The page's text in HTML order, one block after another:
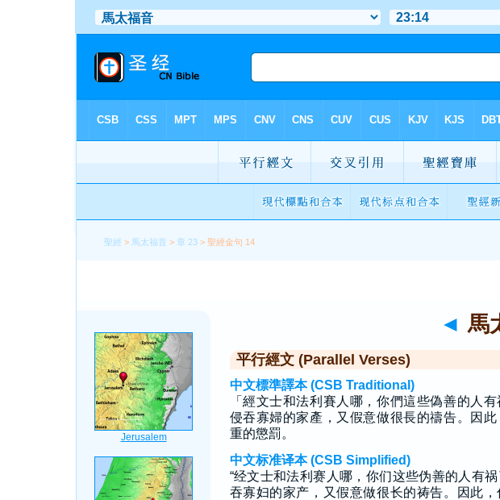
聖經 > 馬太福音 > 章 23 > 聖經金句 14
◄ 馬
平行經文 (Parallel Verses)
中文標準譯本 (CSB Traditional)
「經文士和法利賽人哪，你們這些偽善的人
侵吞寡婦的家產，又假意做很長的禱告。因
重的懲罰。
中文标准译本 (CSB Simplified)
“经文士和法利赛人哪，你们这些伪善的人有
吞寡妇的家产，又假意做很长的祷告。因此